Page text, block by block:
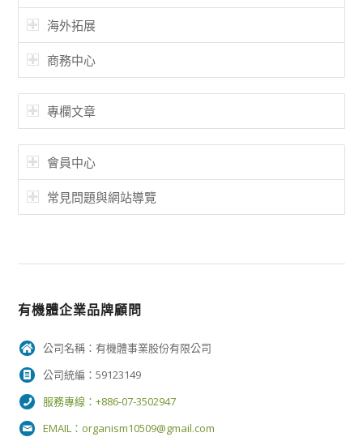
海外拓展
商務中心
專欄文章
會員中心
常見問題與網站導覽
有機體企業品牌顧問
公司名稱：有機體事業股份有限公司
公司統編：59123149
服務專線：+886-07-3502947
EMAIL： organism10509@gmail.com